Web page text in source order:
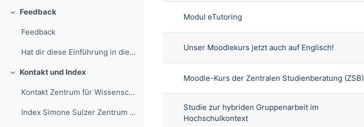
Einklappen
Feedback
Feedback
Hat dir diese Einführung in die Online-Lehre an de...
Einklappen
Kontakt und Index
Kontakt Zentrum für Wissenschaftsdidaktik (ZfW) Be...
Index Simone Sulzer Zentrum für Wissenschaftsdidak...
Modul eTutoring
Unser Moodlekurs jetzt auch auf Englisch!
Moodle-Kurs der Zentralen Studienberatung (ZSB)
Studie zur hybriden Gruppenarbeit im
Hochschulkontext